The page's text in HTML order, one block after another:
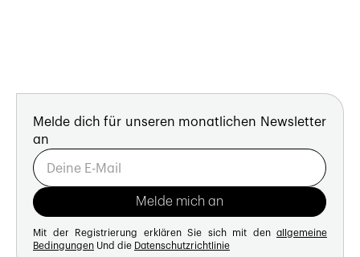
Melde dich für unseren monatlichen Newsletter
an
Mit der Registrierung erklären Sie sich mit den allgemeine
Bedingungen Und die Datenschutzrichtlinie